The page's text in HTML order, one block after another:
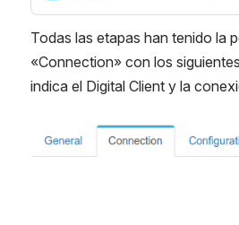
Todas las etapas han tenido la
«Connection» con los
indica el Digital Client y la